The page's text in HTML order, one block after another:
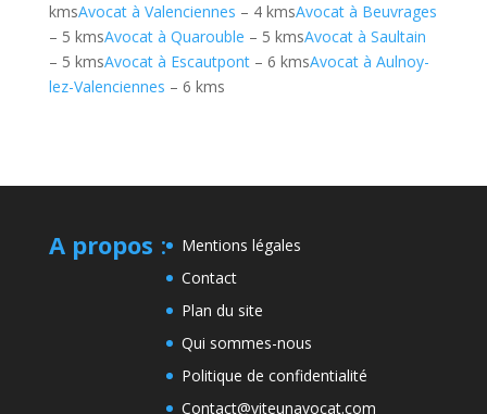
kmsAvocat à Valenciennes – 4 kmsAvocat à Beuvrages
– 5 kmsAvocat à Quarouble – 5 kmsAvocat à Saultain
– 5 kmsAvocat à Escautpont– 6 kmsAvocat à Aulnoy-
lez-Valenciennes – 6 kms
A propos :
Mentions légales
Contact
Plan du site
Qui sommes-nous
Politique de confidentialité
Contact@viteunavocat.com